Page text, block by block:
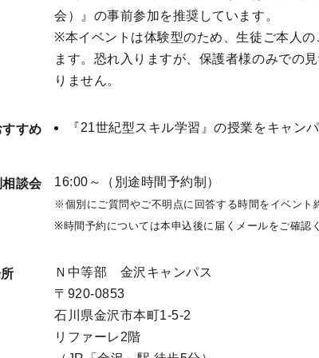
会）』の事前参加を推奨しています。
※本イベントは体験型のため、生徒ご本人の
ます。恐れ入りますが、保護者様のみでの
りません。
すめ 『21世紀型スキル学習』の授業をキャン
相談会 16:00～（別途時間予約制）
※個別にご質問やご不明点に回答する時間をイベント
※時間予約については本申込後に届くメールをご確認
Ｎ中等部 金沢キャンパス
〒920-0853
石川県金沢市本町1-5-2
リファーレ2階